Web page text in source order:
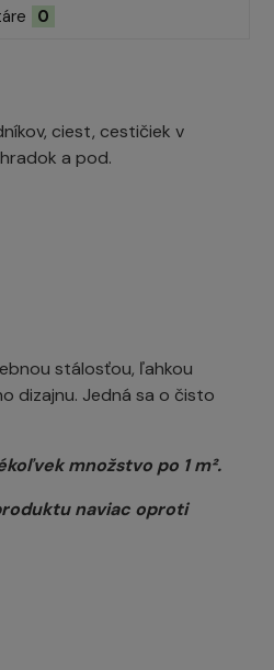
0
ciest, cestičiek v
a pod.
stálosťou, ľahkou
dizajnu. Jedná sa o čisto
množstvo po 1 m².
naviac oproti